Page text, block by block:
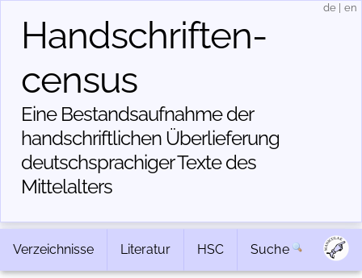
Handschriften­
census
Eine Bestandsaufnahme der
handschriftlichen Über­lieferung
deutschsprachiger Texte des
Mittelalters
de en
Verzeichnisse Literatur HSC Suche